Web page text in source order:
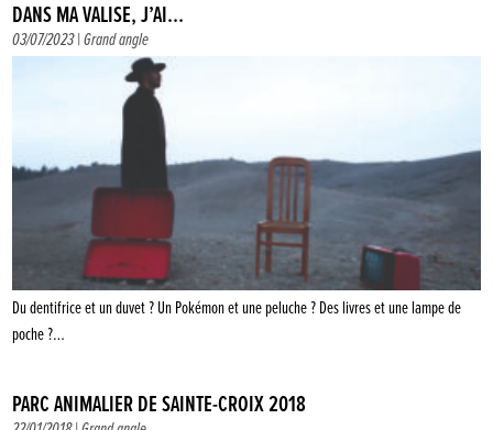
DANS MA VALISE, J’AI…
03/07/2023 |Grand angle
Du dentifrice et un duvet ? Un Pokémon et une peluche ? Des livres et une lampe de
poche ?…
PARC ANIMALIER DE SAINTE-CROIX 2018